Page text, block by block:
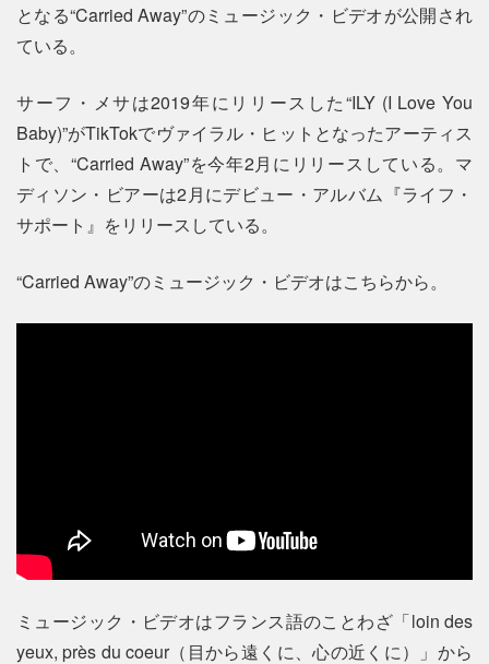
となる“Carried Away”のミュージック・ビデオが公開され
ている。
サーフ・メサは2019年にリリースした“ILY (I Love You
Baby)”がTikTokでヴァイラル・ヒットとなったアーティス
トで、“Carried Away”を今年2月にリリースしている。マ
ディソン・ビアーは2月にデビュー・アルバム『ライフ・
サポート』をリリースしている。
“Carried Away”のミュージック・ビデオはこちらから。
ミュージック・ビデオはフランス語のことわざ「loin des
yeux, près du coeur（目から遠くに、心の近くに）」から